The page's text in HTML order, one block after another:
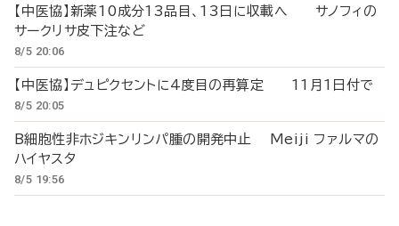
【中医協】新薬10成分13品目、13日に収載へ サノフィの
サークリサ皮下注など
8/5 20:06
【中医協】デュピクセントに4度目の再算定 11月1日付で
8/5 20:05
B細胞性非ホジキンリンパ腫の開発中止 Meiji ファルマの
ハイヤスタ
8/5 19:56